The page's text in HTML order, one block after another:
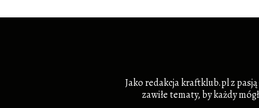
Jako redakcja kraftklub.pl z
zawiłe tematy, by każdy